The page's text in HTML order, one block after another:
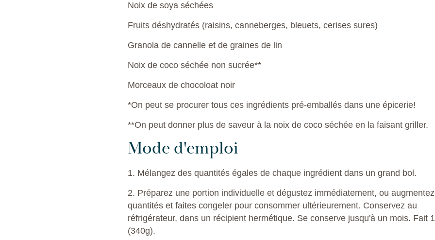
Noix de soya séchées
Fruits déshydratés (raisins, canneberges, bleuets, cerises sures)
Granola de cannelle et de graines de lin
Noix de coco séchée non sucrée**
Morceaux de chocoloat noir
*On peut se procurer tous ces ingrédients pré-emballés dans une épicerie!
**On peut donner plus de saveur à la noix de coco séchée en la faisant griller.
Mode d'emploi
1. Mélangez des quantités égales de chaque ingrédient dans un grand bol.
2. Préparez une portion individuelle et dégustez immédiatement, ou
quantités et faites congeler pour consommer ultérieurement. Conservez au
réfrigérateur, dans un récipient hermétique. Se conserve jusqu'à un mois. Fait
(340g).